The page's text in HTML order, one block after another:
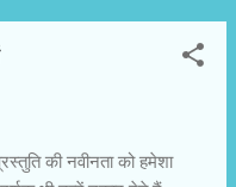
की नवीनता को हमेशा